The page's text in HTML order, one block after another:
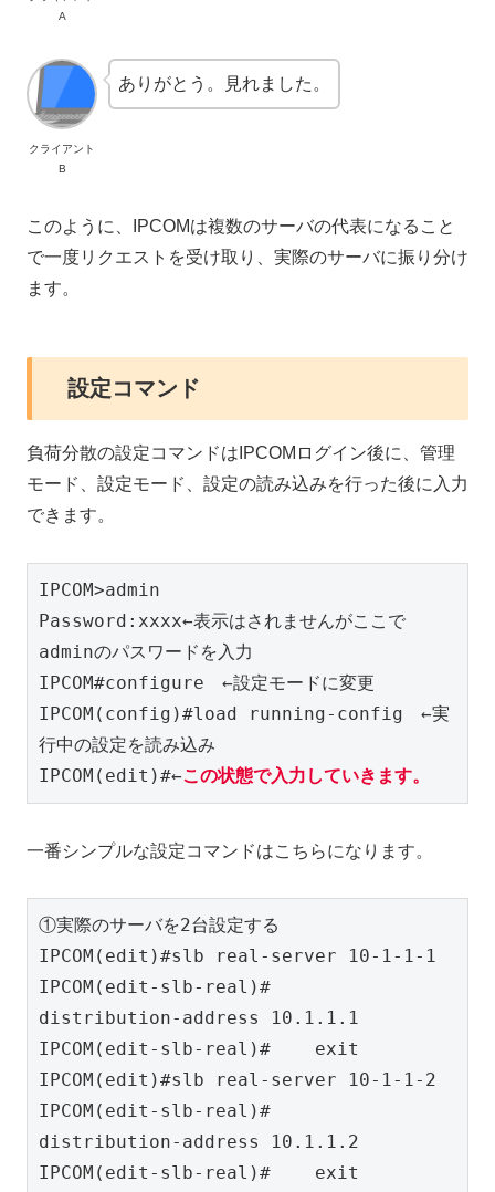
A
クライアント
B
ありがとう。見れました。
このように、IPCOMは複数のサーバの代表になること
で一度リクエストを受け取り、実際のサーバに振り分け
ます。
設定コマンド
負荷分散の設定コマンドはIPCOMログイン後に、管理
モード、設定モード、設定の読み込みを行った後に入力
できます。
IPCOM>admin
Password:xxxx←表示はされませんがここで
adminのパスワードを入力
IPCOM#configure　←設定モードに変更
IPCOM(config)#load running-config　←実
行中の設定を読み込み
IPCOM(edit)#←この状態で入力していきます。
一番シンプルな設定コマンドはこちらになります。
①実際のサーバを2台設定する
IPCOM(edit)#slb real-server 10-1-1-1
IPCOM(edit-slb-real)#
distribution-address 10.1.1.1
IPCOM(edit-slb-real)#    exit
IPCOM(edit)#slb real-server 10-1-1-2
IPCOM(edit-slb-real)#
distribution-address 10.1.1.2
IPCOM(edit-slb-real)#    exit